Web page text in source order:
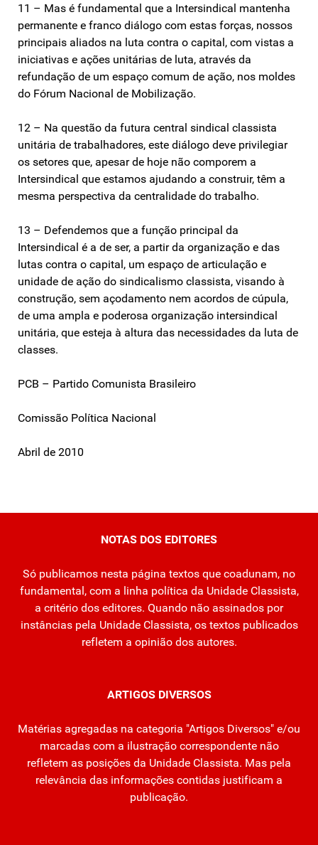
11 – Mas é fundamental que a Intersindical mantenha
permanente e franco diálogo com estas forças, nossos
principais aliados na luta contra o capital, com vistas a
iniciativas e ações unitárias de luta, através da
refundação de um espaço comum de ação, nos moldes
do Fórum Nacional de Mobilização.
12 – Na questão da futura central sindical classista
unitária de trabalhadores, este diálogo deve privilegiar
os setores que, apesar de hoje não comporem a
Intersindical que estamos ajudando a construir, têm a
mesma perspectiva da centralidade do trabalho.
13 – Defendemos que a função principal da
Intersindical é a de ser, a partir da organização e das
lutas contra o capital, um espaço de articulação e
unidade de ação do sindicalismo classista, visando à
construção, sem açodamento nem acordos de cúpula,
de uma ampla e poderosa organização intersindical
unitária, que esteja à altura das necessidades da luta de
classes.
PCB – Partido Comunista Brasileiro
Comissão Política Nacional
Abril de 2010
NOTAS DOS EDITORES
Só publicamos nesta página textos que coadunam, no
fundamental, com a linha política da Unidade Classista,
a critério dos editores. Quando não assinados por
instâncias pela Unidade Classista, os textos publicados
refletem a opinião dos autores.
ARTIGOS DIVERSOS
Matérias agregadas na categoria "Artigos Diversos" e/ou
marcadas com a ilustração correspondente não
refletem as posições da Unidade Classista. Mas pela
relevância das informações contidas justificam a
publicação.